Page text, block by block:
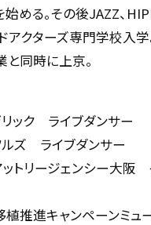
める。その後JAZZ、
アクターズ専門学校入学
と同時に上京。
ック ライブダンサー
ズ ライブダンサー
トリージェンシー大阪
推進キャンペーンミ